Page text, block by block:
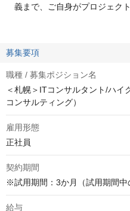
義まで、ご自身がプロジェク
募集要項
職種 / 募集ポジション名
＜札幌＞ITコンサルタント/ハイ
コンサルティング）
雇用形態
正社員
契約期間
※試用期間：3か月（試用期間中
給与